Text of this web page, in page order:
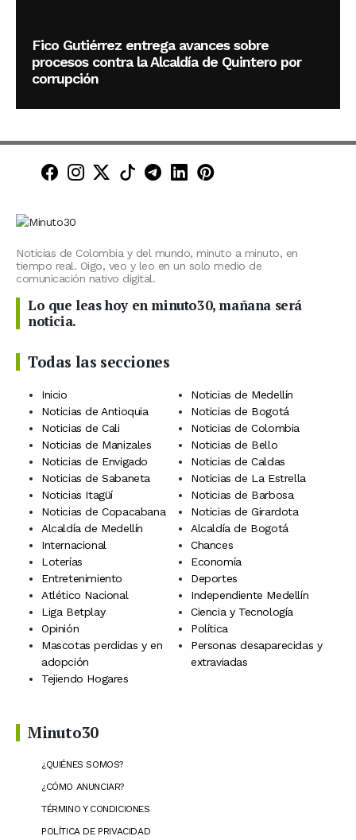
Fico Gutiérrez entrega avances sobre
procesos contra la Alcaldía de Quintero por
corrupción
Minuto30 en Facebook
Minuto30 en Instagram
Minuto30 en X (Twitter)
Minuto30 en TikTok
Canal de Minuto30 en
Minuto30 en LinkedIn
Minuto30 en
Noticias de Colombia y del mundo, minuto a minuto, en
tiempo real. Oigo, veo y leo en un solo medio de
comunicación nativo digital.
Lo que leas hoy en minuto30, mañana será
noticia.
Todas las secciones
Inicio
Noticias de Medellín
Noticias de Antioquia
Noticias de Bogotá
Noticias de Cali
Noticias de Colombia
Noticias de Manizales
Noticias de Bello
Noticias de Envigado
Noticias de Caldas
Noticias de Sabaneta
Noticias de La Estrella
Noticias Itagüí
Noticias de Barbosa
Noticias de Copacabana
Noticias de Girardota
Alcaldía de Medellín
Alcaldía de Bogotá
Internacional
Chances
Loterías
Economía
Entretenimiento
Deportes
Atlético Nacional
Independiente Medellín
Liga Betplay
Ciencia y Tecnología
Opinión
Política
Mascotas perdidas y en
adopción
Personas desaparecidas y
extraviadas
Tejiendo Hogares
Minuto30
¿QUIÉNES SOMOS?
¿CÓMO ANUNCIAR?
TÉRMINO Y CONDICIONES
POLÍTICA DE PRIVACIDAD